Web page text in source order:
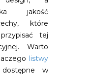
jakość
które
tej
Warto
listwy
w